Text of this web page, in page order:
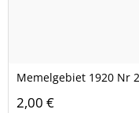
Memelgebiet 1920 Nr
2,00 €